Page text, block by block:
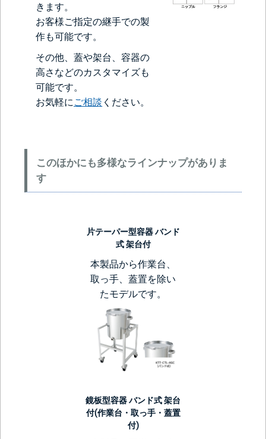
きます。
お客様ご指定の継手での製
作も可能です。
その他、蓋や架台、容器の
高さなどのカスタマイズも
可能です。
お気軽にご相談 ください。
このほかにも多様なラインナップがありま
す
片テーパー型容器 バンド
式 架台付
本製品から作業台、
取っ手、蓋置を除い
たモデルです。
鏡板型容器 バンド式 架台
付(作業台・取っ手・蓋置
付)